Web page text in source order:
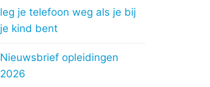
leg je telefoon weg als je bij
je kind bent
Nieuwsbrief opleidingen
2026